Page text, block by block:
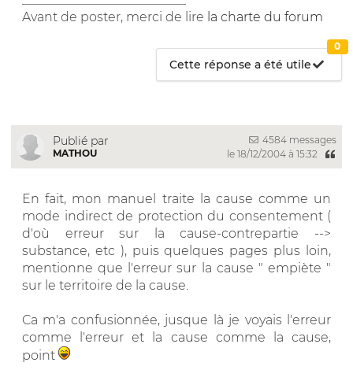
Avant de poster, merci de lire la charte du forum
Cette réponse a été utile
0
Publié par
MATHOU
4584 messages
le 18/12/2004 à 15:32
En fait, mon manuel traite la cause comme un
mode indirect de protection du consentement (
d'où erreur sur la cause-contrepartie -->
substance, etc ), puis quelques pages plus loin,
mentionne que l'erreur sur la cause " empiète "
sur le territoire de la cause.
Ca m'a confusionnée, jusque là je voyais l'erreur
comme l'erreur et la cause comme la cause,
point